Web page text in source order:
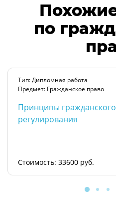
по
Тип: Дипломная работа
Предмет: Гражданское право
Принципы
регулирования
Стоимость: 33600 руб.